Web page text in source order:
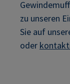
zu unseren
Sie auf
oder